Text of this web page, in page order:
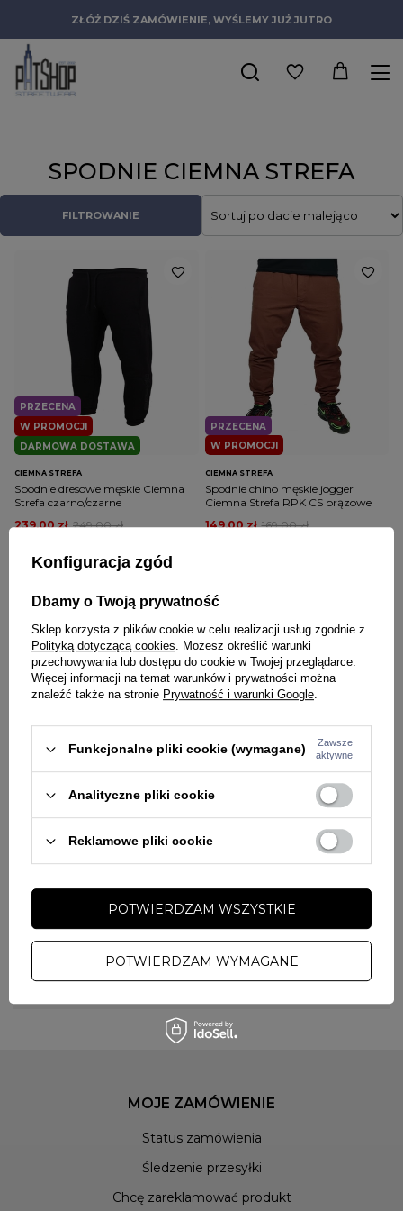
ZŁÓŻ DZIŚ ZAMÓWIENIE, WYŚLEMY JUŻ JUTRO
SPODNIE CIEMNA STREFA
FILTROWANIE
W PROMOCJI
PRZECENA
DARMOWA DOSTAWA
CIEMNA STREFA
Spodnie dresowe męskie Ciemna
Strefa czarno/czarne
249,00 zł
239,00 zł
W PROMOCJI
PRZECENA
CIEMNA STREFA
Spodnie chino męskie jogger
Ciemna Strefa RPK CS brązowe
169,00 zł
149,00 zł
DARMOWA DOSTAWA
Wear Taśma New brązowe
249,00 zł
229,00 zł
Spodnie jeans Ciemna Strefa RPK
CS Wear New jeans blue
219,00 zł
169,00 zł
Wytrzymałe spodnie Ciemna Strefa dla
miłośników miejskiego stylu
produktów, wśród których spodnie Ciemna Strefa wyróżniają się
bezkompromisową jakością oraz unikalnym charakterem,
ubrania z myślą o osobach, które odzież traktują jako
określonego kręgu wartości. Każdy model dostępny w tej
kategorii został stworzony z wysokogatunkowych materiałów,
co gwarantuje nie tylko trwałość, ale również komfort noszenia
w wymagających, miejskich warunkach. Decydując się na odzież
MOJE ZAMÓWIENIE
Status zamówienia
Śledzenie przesyłki
Chcę zareklamować produkt
Konfiguracja zgód
Dbamy o Twoją prywatność
Sklep korzysta z plików cookie w celu realizacji usług zgodnie z
Polityką dotyczącą cookies. Możesz określić warunki
przechowywania lub dostępu do cookie w Twojej przeglądarce.
Więcej informacji na temat warunków i prywatności można
znaleźć także na stronie Prywatność i warunki Google.
Funkcjonalne pliki cookie (wymagane)
Zawsze
aktywne
Analityczne pliki cookie
Reklamowe pliki cookie
POTWIERDZAM WYMAGANE
POTWIERDZAM WSZYSTKIE